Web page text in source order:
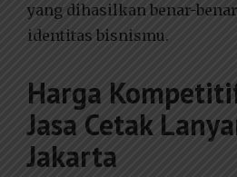
yang dihasilkan benar-
identitas bisnismu.
Harga
Jasa Cetak
Jakarta